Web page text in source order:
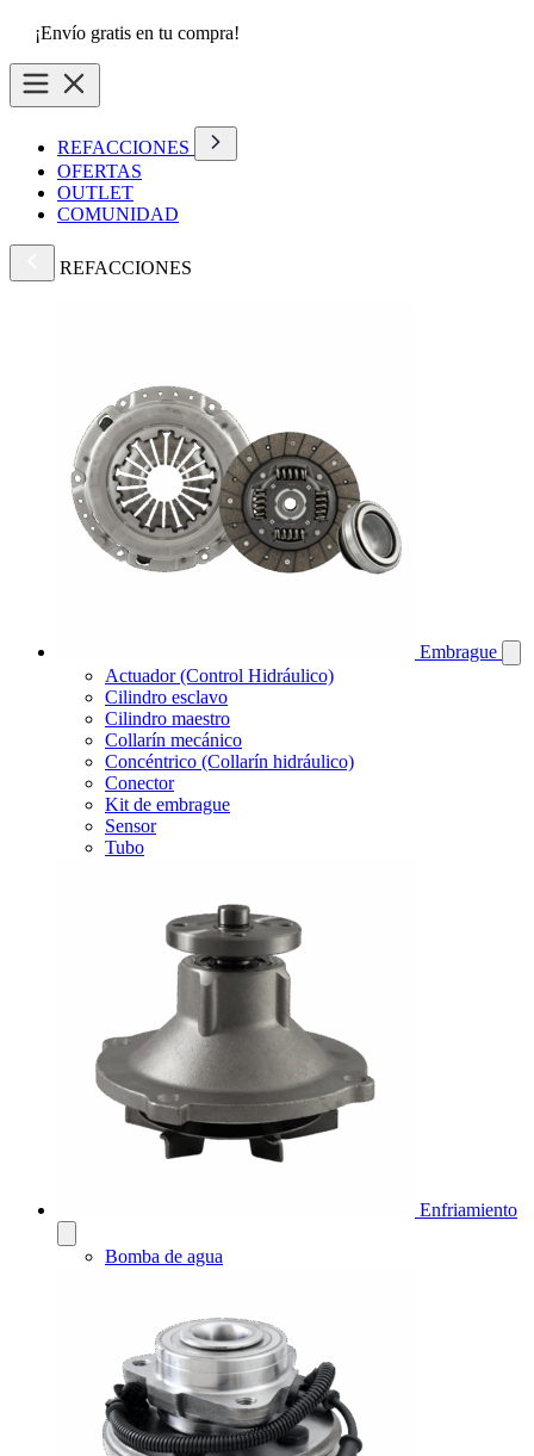
¡Envío gratis en tu compra!
REFACCIONES
OFERTAS
OUTLET
COMUNIDAD
REFACCIONES
Embrague
Actuador (Control Hidráulico)
Cilindro esclavo
Cilindro maestro
Collarín mecánico
Concéntrico (Collarín hidráulico)
Conector
Kit de embrague
Sensor
Tubo
Enfriamiento
Bomba de agua